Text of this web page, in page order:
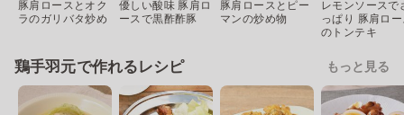
豚肩ロースとオク
ラのガリバタ炒め
優しい酸味 豚肩ロ
ースで黒酢酢豚
豚肩ロースとピー
マンの炒め物
レモンソースで
っぱり 豚肩ロ
のトンテキ
鶏手羽元で作れるレシピ もっと見る